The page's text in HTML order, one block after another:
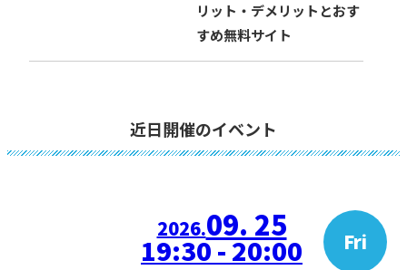
リット・デメリットとおす
すめ無料サイト
近日開催のイベント
2026.09. 25 Fri
19:30 - 20:00